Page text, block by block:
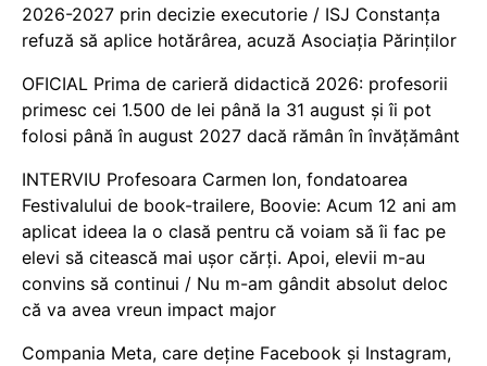
2026-2027 prin decizie executorie / ISJ Constanța
refuză să aplice hotărârea, acuză Asociația Părinților
OFICIAL Prima de carieră didactică 2026: profesorii
primesc cei 1.500 de lei până la 31 august și îi pot
folosi până în august 2027 dacă rămân în învățământ
INTERVIU Profesoara Carmen Ion, fondatoarea
Festivalului de book-trailere, Boovie: Acum 12 ani am
aplicat ideea la o clasă pentru că voiam să îi fac pe
elevi să citească mai ușor cărți. Apoi, elevii m-au
convins să continui / Nu m-am gândit absolut deloc
că va avea vreun impact major
Compania Meta, care deține Facebook și Instagram,